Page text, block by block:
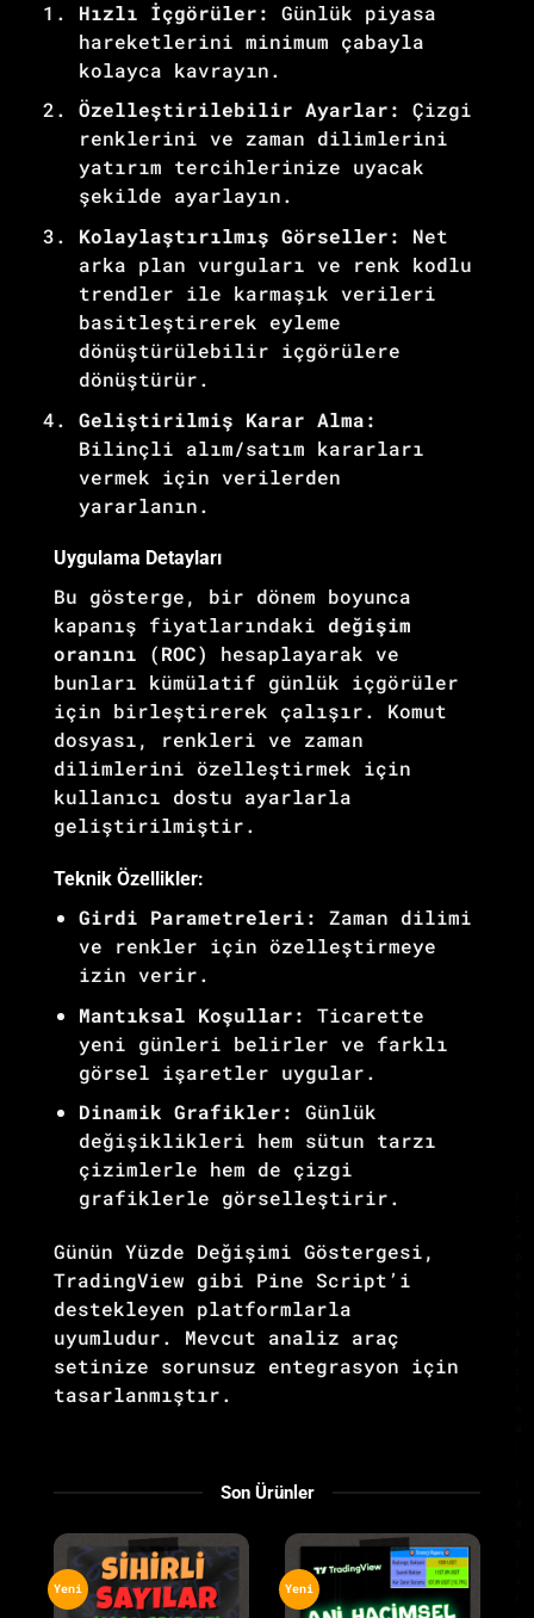
Hızlı İçgörüler:
Günlük piyasa
hareketlerini minimum çabayla
kolayca kavrayın.
Özelleştirilebilir Ayarlar:
Çizgi
renklerini ve zaman dilimlerini
yatırım tercihlerinize uyacak
şekilde ayarlayın.
Kolaylaştırılmış Görseller:
Net
arka plan vurguları ve renk kodlu
trendler ile karmaşık verileri
basitleştirerek eyleme
dönüştürülebilir içgörülere
dönüştürür.
Geliştirilmiş Karar Alma:
Bilinçli alım/satım kararları
vermek için verilerden
yararlanın.
Uygulama Detayları
Bu gösterge, bir dönem boyunca
kapanış fiyatlarındaki değişim
oranını (ROC)
hesaplayarak ve
bunları kümülatif günlük içgörüler
için birleştirerek çalışır. Komut
dosyası, renkleri ve zaman
dilimlerini özelleştirmek için
kullanıcı dostu ayarlarla
geliştirilmiştir.
Teknik Özellikler:
Girdi Parametreleri:
Zaman dilimi
ve renkler için özelleştirmeye
izin verir.
Mantıksal Koşullar:
Ticarette
yeni günleri belirler ve farklı
görsel işaretler uygular.
Dinamik Grafikler:
Günlük
değişiklikleri hem sütun tarzı
çizimlerle hem de çizgi
grafiklerle görselleştirir.
Günün Yüzde Değişimi Göstergesi,
TradingView gibi Pine Script’i
destekleyen platformlarla
uyumludur. Mevcut analiz araç
setinize sorunsuz entegrasyon için
tasarlanmıştır.
Son Ürünler
Yeni Yeni